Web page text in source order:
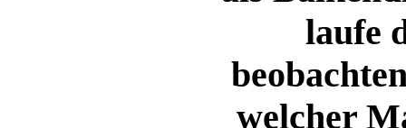
laufe
welcher